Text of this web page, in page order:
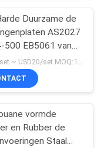
Duurzame de
AS2027
500 EB5061 van
Malende
vormde
en Rubber de
Staal